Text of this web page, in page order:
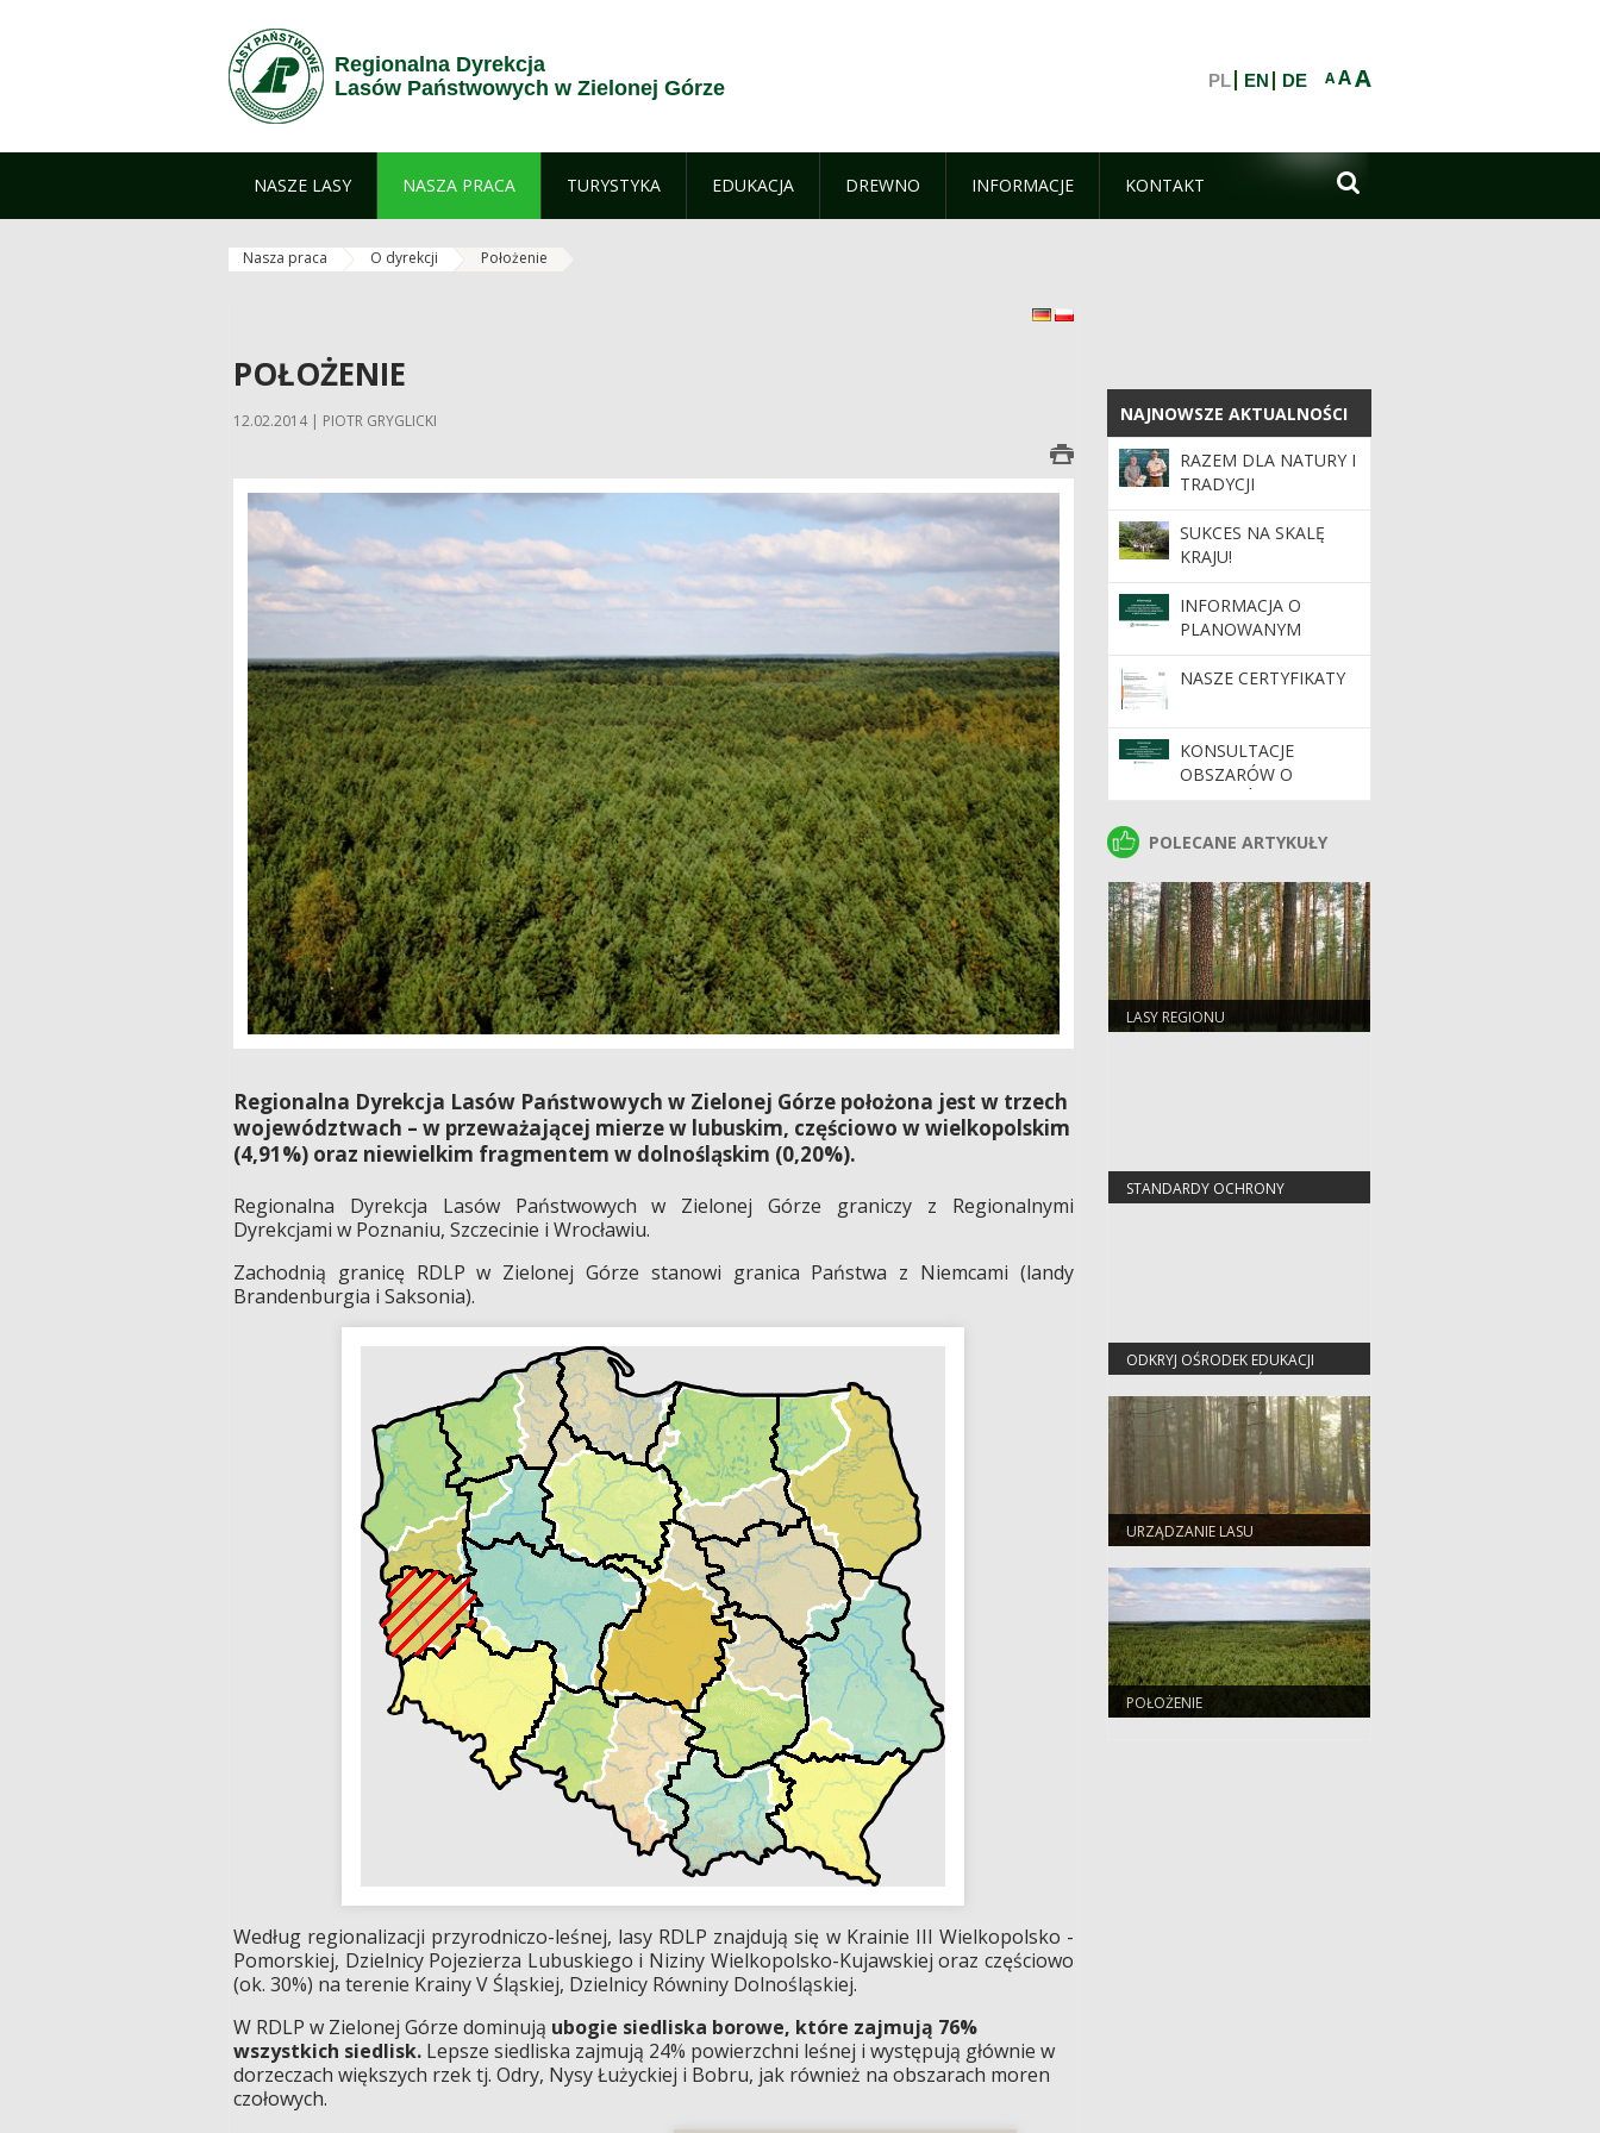
Regionalna Dyrekcja
Lasów Państwowych w Zielonej Górze
AAA
PL EN DE
NASZE LASY NASZA PRACA TURYSTYKA EDUKACJA DREWNO INFORMACJE KONTAKT 
Nasza praca O dyrekcji Położenie
Deutsch
polski
POŁOŻENIE
12.02.2014 | PIOTR GRYGLICKI
Regionalna Dyrekcja Lasów Państwowych w Zielonej Górze położona jest w trzech
województwach – w przeważającej mierze w lubuskim, częściowo w wielkopolskim
(4,91%) oraz niewielkim fragmentem w dolnośląskim (0,20%).
Regionalna Dyrekcja Lasów Państwowych w Zielonej Górze graniczy z Regionalnymi
Dyrekcjami w Poznaniu, Szczecinie i Wrocławiu.
Zachodnią granicę RDLP w Zielonej Górze stanowi granica Państwa z Niemcami (landy
Brandenburgia i Saksonia).
Według regionalizacji przyrodniczo-leśnej, lasy RDLP znajdują się w Krainie III Wielkopolsko -
Pomorskiej, Dzielnicy Pojezierza Lubuskiego i Niziny Wielkopolsko-Kujawskiej oraz częściowo
(ok. 30%) na terenie Krainy V Śląskiej, Dzielnicy Równiny Dolnośląskiej.
W RDLP w Zielonej Górze dominują ubogie siedliska borowe, które zajmują 76%
wszystkich siedlisk. Lepsze siedliska zajmują 24% powierzchni leśnej i występują głównie w
dorzeczach większych rzek tj. Odry, Nysy Łużyckiej i Bobru, jak również na obszarach moren
czołowych.
NAJNOWSZE AKTUALNOŚCI
NAJNOWSZE AKTUALNOŚCI
RAZEM DLA NATURY I
TRADYCJI
SUKCES NA SKALĘ
KRAJU!
INFORMACJA O
PLANOWANYM
WDROŻENIU
DYNAMICZNEGO
NASZE CERTYFIKATY
KONSULTACJE
OBSZARÓW O
SZCZEGÓLNYCH
OCHRONNYCH HCV
NADLEŚNICTW
REGIONALNEJ
DYREKCJI LASÓW
PAŃSTWOWYCH W
ZIELONEJ GÓRZE
POLECANE ARTYKUŁY
POLECANE ARTYKUŁY
LASY REGIONU
STANDARDY OCHRONY
MAŁOLETNICH
ODKRYJ OŚRODEK EDUKACJI
PRZYRODNICZO-LEŚNEJ W
JEZIORACH WYSOKICH
URZĄDZANIE LASU
POŁOŻENIE